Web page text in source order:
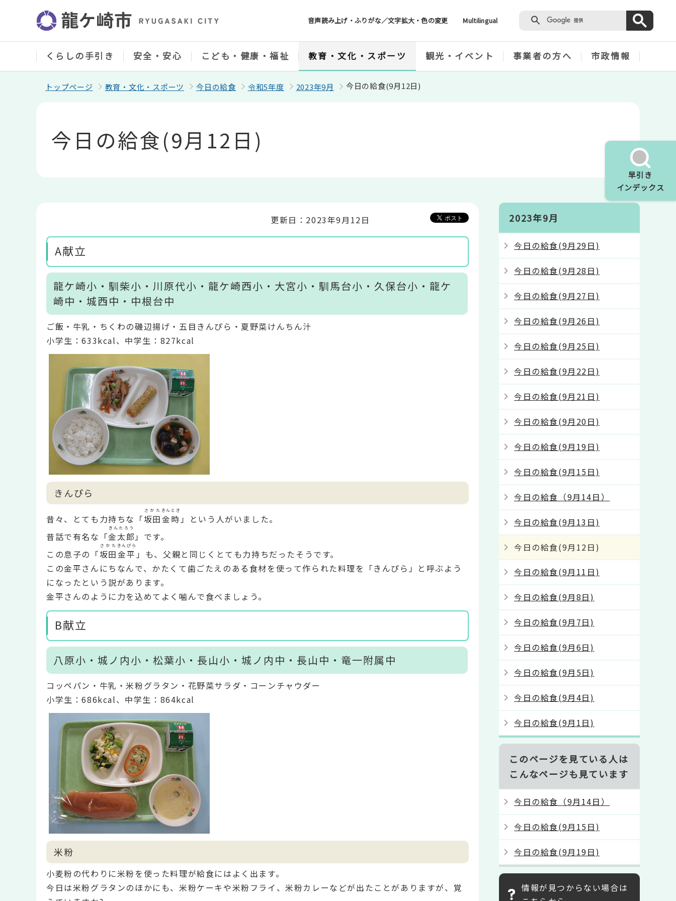
ジ
音声読み上げ・ふりがな／文字拡大・色の変更 Multilingual
早引き
インデックス
くらしの手引き 安全・安心 こども・健康・福祉 教育・文化・スポーツ 観光・イベント 事業者の方へ 市政情報
トップページ 教育・文化・スポーツ 今日の給食 令和5年度 2023年9月 今日の給食(9月12日)
今日の給食(9月12日)
更新日：2023年9月12日
A献立
龍ケ崎小・馴柴小・川原代小・龍ケ崎西小・大宮小・馴馬台小・久保台小・龍ケ
崎中・城西中・中根台中
ご飯・牛乳・ちくわの磯辺揚げ・五目きんぴら・夏野菜けんちん汁
小学生：633kcal、中学生：827kcal
きんぴら
昔々、とても力持ちな「坂田
さかた
金時
きんとき
」という人がいました。
昔話で有名な「金太郎
きんたろう
」です。
この息子の「坂田
さかた
金平
きんぴら
」も、父親と同じくとても力持ちだったそうです。
この金平さんにちなんで、かたくて歯ごたえのある食材を使って作られた料理を「きんぴら」と呼ぶよう
になったという説があります。
金平さんのように力を込めてよく噛んで食べましょう。
B献立
八原小・城ノ内小・松葉小・長山小・城ノ内中・長山中・竜一附属中
コッペパン・牛乳・米粉グラタン・花野菜サラダ・コーンチャウダー
小学生：686kcal、中学生：864kcal
米粉
小麦粉の代わりに米粉を使った料理が給食にはよく出ます。
今日は米粉グラタンのほかにも、米粉ケーキや米粉フライ、米粉カレーなどが出たことがありますが、覚
2023年9月
今日の給食(9月29日)
今日の給食(9月28日)
今日の給食(9月27日)
今日の給食(9月26日)
今日の給食(9月25日)
今日の給食(9月22日)
今日の給食(9月21日)
今日の給食(9月20日)
今日の給食(9月19日)
今日の給食(9月15日)
今日の給食（9月14日）
今日の給食(9月13日)
今日の給食(9月12日)
今日の給食(9月11日)
今日の給食(9月8日)
今日の給食(9月7日)
今日の給食(9月6日)
今日の給食(9月5日)
今日の給食(9月4日)
今日の給食(9月1日)
このページを見ている人は
こんなページも見ています
今日の給食（9月14日）
今日の給食(9月15日)
今日の給食(9月19日)
情報が見つからない場合は